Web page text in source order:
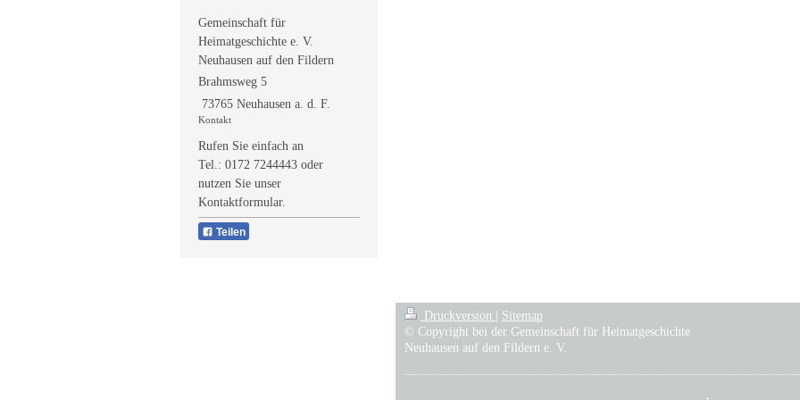
Gemeinschaft für
Heimatgeschichte e. V.
Neuhausen auf den Fildern
Brahmsweg 5
73765 Neuhausen a. d. F.
Kontakt
Rufen Sie einfach an
Tel.: 0172 7244443 oder
nutzen Sie unser
Kontaktformular.
Teilen
Druckversion
Sitemap
© Copyright bei der Gemeinschaft für Heimatgeschichte
Neuhausen auf den Fildern e. V.